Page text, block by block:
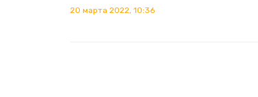
20 марта 2022, 10:36